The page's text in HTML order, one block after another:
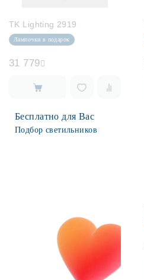
TK Lighting 2919
Лампочки в подарок
31 779
Бесплатно для Вас
Подбор светильников